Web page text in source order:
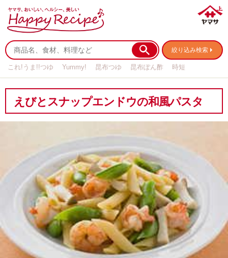
絞り込み検索
これ!うま!!つゆ Yummy! 昆布つゆ 昆布ぽん酢
時短
えびとスナップエンドウの和風パスタ